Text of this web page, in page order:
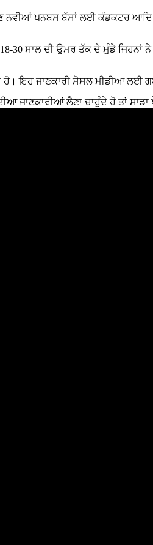
ਨਵੀਆਂ ਪਨਬਸ ਬੱਸਾਂ ਲਈ ਕੰਡਕਟਰ
30 ਸਾਲ ਦੀ ਉਮਰ ਤੱਕ ਦੇ ਮੁੰਡੇ
ਇਹ ਜਾਣਕਾਰੀ ਸੋਸਲ ਮੀਡੀਆ ਲਈ
ਲੈਣਾ ਚਾਹੁੰਦੇ ਹੋ ਤਾਂ